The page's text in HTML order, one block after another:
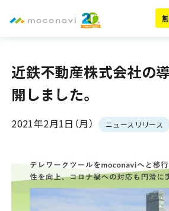
近鉄不動産株式会社の
開しました。
2021年2月1日（月） ニュースリリース